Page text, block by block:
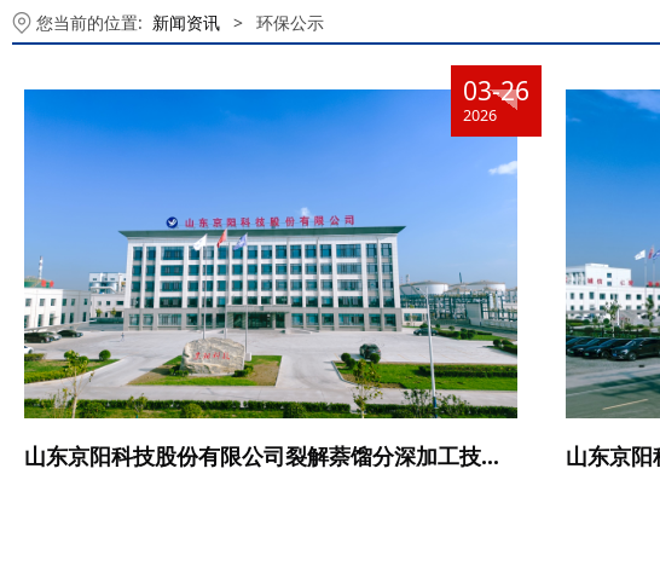
您当前的位置: 新闻资讯 > 环保公示
03-26
2026
山东京阳科技股份有限公司裂解萘馏分深加工技改项目环境影响评价报批前环境信息公示